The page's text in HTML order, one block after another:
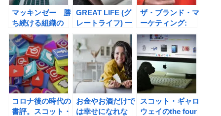
マッキンゼー 勝
ち続ける組織の
10の法則 （スコ
ット・ケラー, メ
アリー・ミーニ
ー）の書評
GREAT LIFE (グ
レートライフ) 一
度しかない人生を
最高の人生にする
方法（スコット・
アラン）の書評
ザ・ブランド・マ
ーケティング:
「なぜみんなあの
ブランドが好きな
のか」をロジカル
する（スコット・
ベドベリ, スティ
ーヴン・フェニケ
ル）の書評
コロナ後の時代の
書評。スコット・
お金やお酒だけで
は幸せになれな
スコット・ギャロ
ウェイのthe four